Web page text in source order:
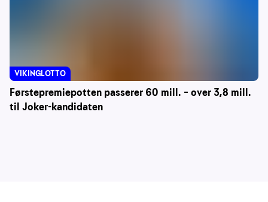
Førstepremiepotten passerer 60 mill. – over 3,8 mill.
til Joker-kandidaten
VIKINGLOTTO